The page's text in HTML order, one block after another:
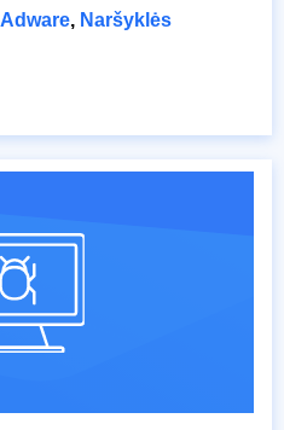
Adware, Naršyklės